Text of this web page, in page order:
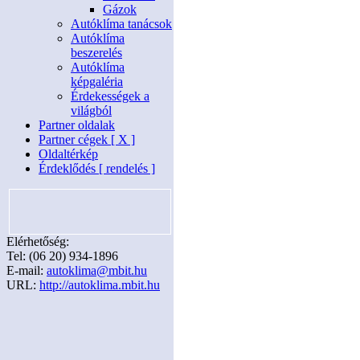
Gázok
Autóklíma tanácsok
Autóklíma
beszerelés
Autóklíma
képgaléria
Érdekességek a
világból
Partner oldalak
Partner cégek [ X ]
Oldaltérkép
Érdeklődés [ rendelés ]
Elérhetőség:
Tel: (06 20) 934-1896
E-mail: autoklima@mbit.hu
URL: http://autoklima.mbit.hu